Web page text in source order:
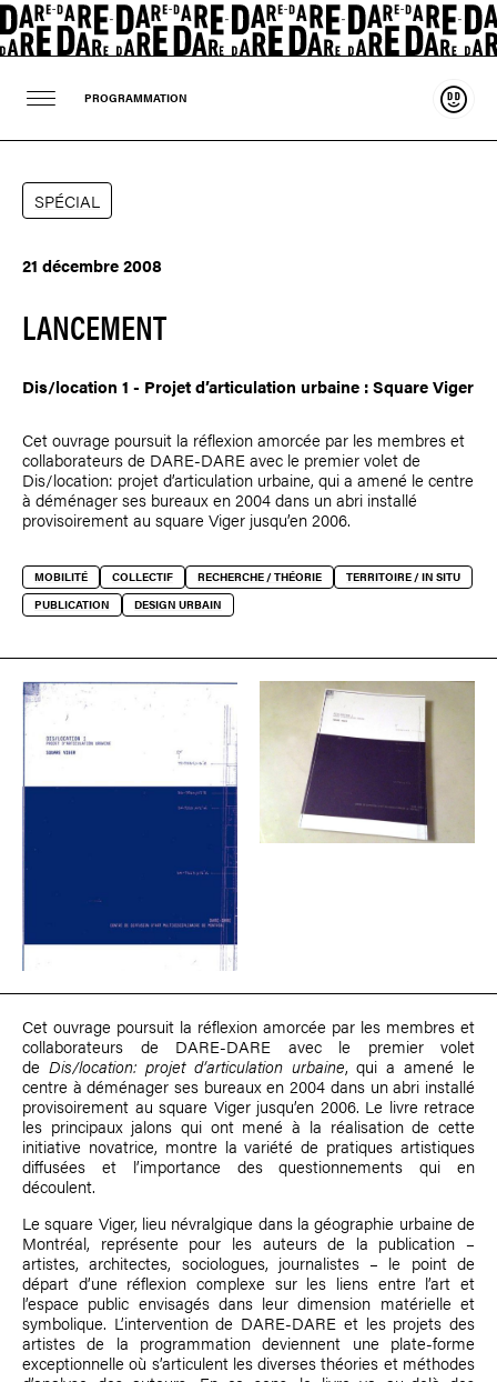
PROGRAMMATION
SPÉCIAL
21 décembre 2008
LANCEMENT
Dis/location 1 - Projet d’articulation urbaine : Square Viger
Cet ouvrage poursuit la réflexion amorcée par les membres et
collaborateurs de DARE-DARE avec le premier volet de
Dis/location: projet d’articulation urbaine, qui a amené le centre
à déménager ses bureaux en 2004 dans un abri installé
provisoirement au square Viger jusqu’en 2006.
MOBILITÉ COLLECTIF RECHERCHE / THÉORIE
TERRITOIRE / IN SITU
PUBLICATION
DESIGN URBAIN
Cet ouvrage poursuit la réflexion amorcée par les membres et
collaborateurs de DARE-DARE avec le premier volet
de Dis/location: projet d’articulation urbaine, qui a amené le
centre à déménager ses bureaux en 2004 dans un abri installé
provisoirement au square Viger jusqu’en 2006. Le livre retrace
les principaux jalons qui ont mené à la réalisation de cette
initiative novatrice, montre la variété de pratiques artistiques
diffusées et l’importance des questionnements qui en
découlent.
Le square Viger, lieu névralgique dans la géographie urbaine de
Montréal, représente pour les auteurs de la publication –
artistes, architectes, sociologues, journalistes – le point de
départ d’une réflexion complexe sur les liens entre l’art et
l’espace public envisagés dans leur dimension matérielle et
symbolique. L’intervention de DARE-DARE et les projets des
artistes de la programmation deviennent une plate-forme
exceptionnelle où s’articulent les diverses théories et méthodes